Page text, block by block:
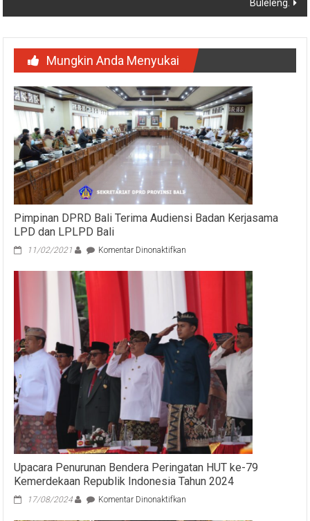
Buleleng.
Mungkin Anda Menyukai
Pimpinan DPRD Bali Terima Audiensi Badan Kerjasama
LPD dan LPLPD Bali
11/02/2021 Komentar Dinonaktifkan
DPRD
Bali
Terima
Audiensi
Badan
Kerjasama
Upacara Penurunan Bendera Peringatan HUT ke-79
Kemerdekaan Republik Indonesia Tahun 2024
17/08/2024 Komentar Dinonaktifkan